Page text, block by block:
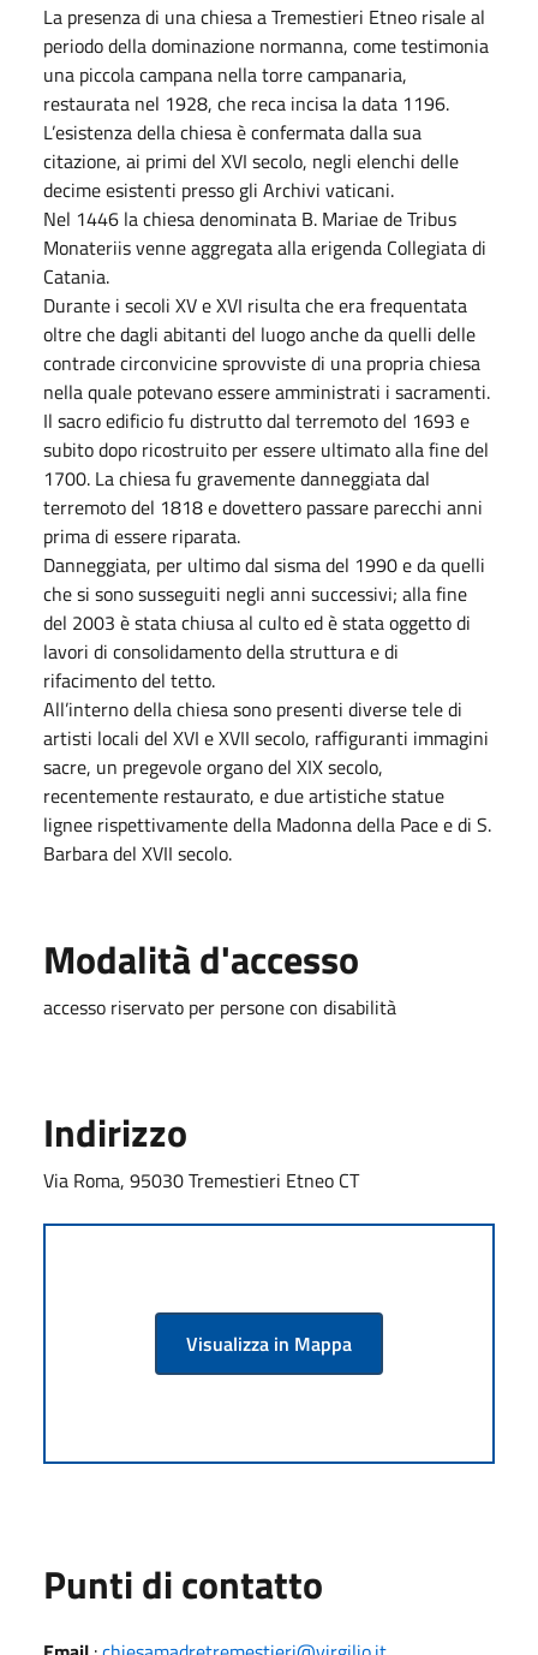
La presenza di una chiesa a Tremestieri Etneo risale al
periodo della dominazione normanna, come testimonia
una piccola campana nella torre campanaria,
restaurata nel 1928, che reca incisa la data 1196.
L’esistenza della chiesa è confermata dalla sua
citazione, ai primi del XVI secolo, negli elenchi delle
decime esistenti presso gli Archivi vaticani.
Nel 1446 la chiesa denominata B. Mariae de Tribus
Monateriis venne aggregata alla erigenda Collegiata di
Catania.
Durante i secoli XV e XVI risulta che era frequentata
oltre che dagli abitanti del luogo anche da quelli delle
contrade circonvicine sprovviste di una propria chiesa
nella quale potevano essere amministrati i sacramenti.
Il sacro edificio fu distrutto dal terremoto del 1693 e
subito dopo ricostruito per essere ultimato alla fine del
1700. La chiesa fu gravemente danneggiata dal
terremoto del 1818 e dovettero passare parecchi anni
prima di essere riparata.
Danneggiata, per ultimo dal sisma del 1990 e da quelli
che si sono susseguiti negli anni successivi; alla fine
del 2003 è stata chiusa al culto ed è stata oggetto di
lavori di consolidamento della struttura e di
rifacimento del tetto.
All’interno della chiesa sono presenti diverse tele di
artisti locali del XVI e XVII secolo, raffiguranti immagini
sacre, un pregevole organo del XIX secolo,
recentemente restaurato, e due artistiche statue
lignee rispettivamente della Madonna della Pace e di S.
Barbara del XVII secolo.
Modalità d'accesso
accesso riservato per persone con disabilità
Indirizzo
Via Roma, 95030 Tremestieri Etneo CT
Visualizza in Mappa
Punti di contatto